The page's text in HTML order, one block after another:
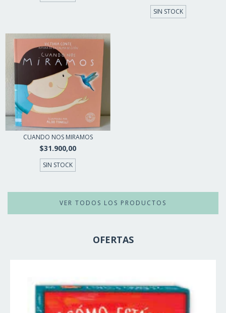
SIN STOCK
CUANDO NOS MIRAMOS
$31.900,00
SIN STOCK
VER TODOS LOS PRODUCTOS
OFERTAS